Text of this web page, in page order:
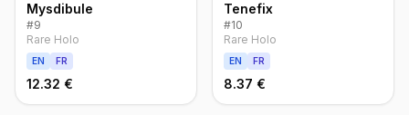
Mysdibule
#9
Rare Holo
EN FR
12.32 €
Tenefix
#10
Rare Holo
EN FR
8.37 €